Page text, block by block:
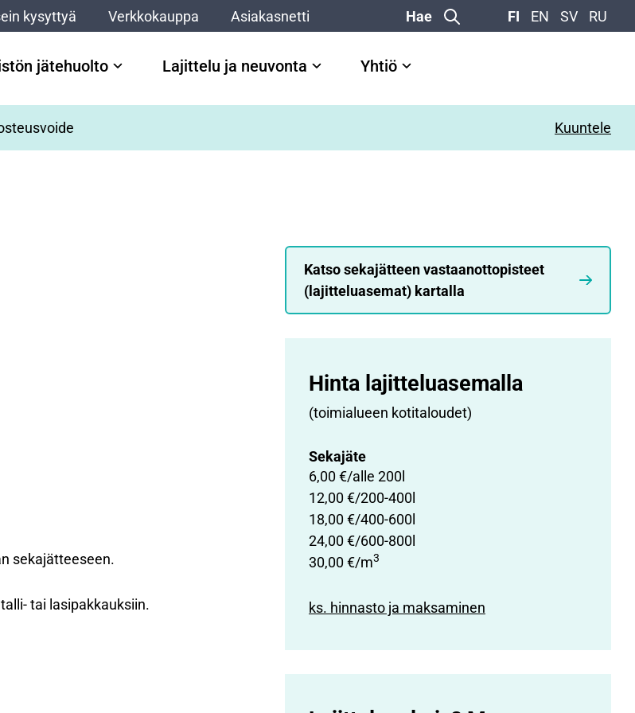
kysyttyä Verkkokauppa Asiakasnetti Hae FI EN SV RU
jätehuolto Lajittelu ja neuvonta Yhtiö
Kuuntele
sekajätteeseen.
tai lasipakkauksiin.
Katso sekajätteen vastaanottopisteet
(lajitteluasemat) kartalla
Hinta lajittelu­asemalla
(toimialueen kotitaloudet)
Sekajäte
6,00 €/alle 200l
12,00 €/200-400l
18,00 €/400-600l
24,00 €/600-800l
30,00 €/m3
ks. hinnasto ja maksaminen